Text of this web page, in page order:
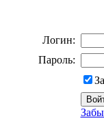
Логин:
Пароль: